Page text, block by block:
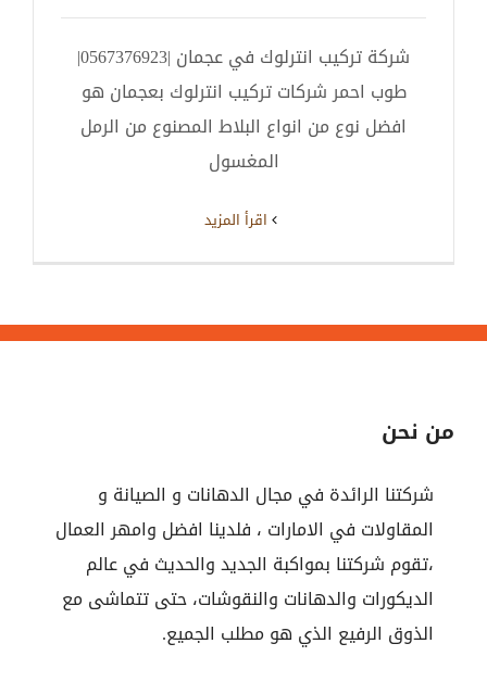
شركة تركيب انترلوك في عجمان |0567376923|
طوب احمر شركات تركيب انترلوك بعجمان هو
افضل نوع من انواع البلاط المصنوع من الرمل
المغسول
من نحن
شركتنا الرائدة في مجال الدهانات و الصيانة و
المقاولات في الامارات ، فلدينا افضل وامهر العمال
،تقوم شركتنا بمواكبة الجديد والحديث في عالم
الديكورات والدهانات والنقوشات، حتى تتماشى مع
الذوق الرفيع الذي هو مطلب الجميع.